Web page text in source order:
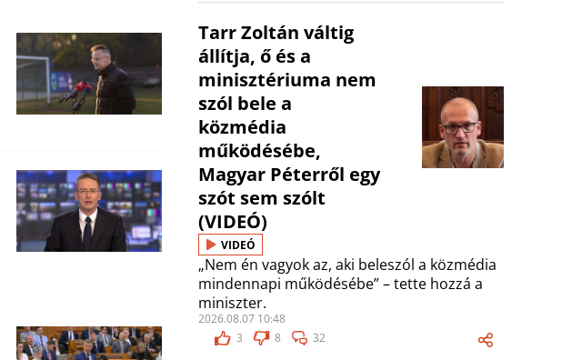
Tarr Zoltán váltig
állítja, ő és a
minisztériuma nem
szól bele a
közmédia
működésébe,
Magyar Péterről egy
szót sem szólt
(VIDEÓ)
VIDEÓ
„Nem én vagyok az, aki beleszól a közmédia
mindennapi működésébe” – tette hozzá a
miniszter.
2026.08.07 10:48
3
8 32